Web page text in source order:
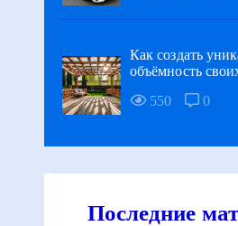
Как создать
объёмность
550
0
Последние